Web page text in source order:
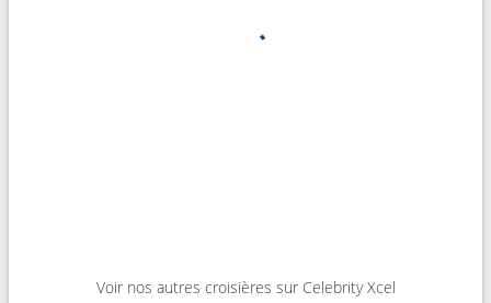
Voir nos autres croisières sur Celebrity Xcel